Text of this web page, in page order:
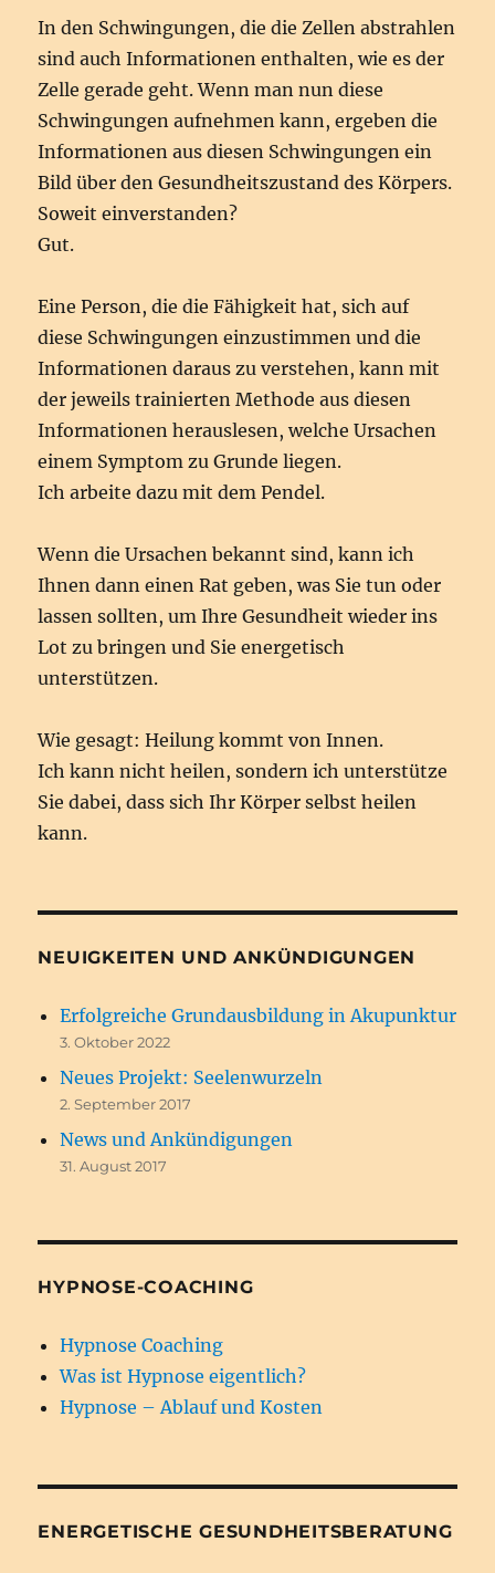
In den Schwingungen, die die Zellen abstrahlen
sind auch Informationen enthalten, wie es der
Zelle gerade geht. Wenn man nun diese
Schwingungen aufnehmen kann, ergeben die
Informationen aus diesen Schwingungen ein
Bild über den Gesundheitszustand des Körpers.
Soweit einverstanden?
Gut.
Eine Person, die die Fähigkeit hat, sich auf
diese Schwingungen einzustimmen und die
Informationen daraus zu verstehen, kann mit
der jeweils trainierten Methode aus diesen
Informationen herauslesen, welche Ursachen
einem Symptom zu Grunde liegen.
Ich arbeite dazu mit dem Pendel.
Wenn die Ursachen bekannt sind, kann ich
Ihnen dann einen Rat geben, was Sie tun oder
lassen sollten, um Ihre Gesundheit wieder ins
Lot zu bringen und Sie energetisch
unterstützen.
Wie gesagt: Heilung kommt von Innen.
Ich kann nicht heilen, sondern ich unterstütze
Sie dabei, dass sich Ihr Körper selbst heilen
kann.
NEUIGKEITEN UND ANKÜNDIGUNGEN
Erfolgreiche Grundausbildung in Akupunktur
3. Oktober 2022
Neues Projekt: Seelenwurzeln
2. September 2017
News und Ankündigungen
31. August 2017
HYPNOSE-COACHING
Hypnose Coaching
Was ist Hypnose eigentlich?
Hypnose – Ablauf und Kosten
ENERGETISCHE GESUNDHEITSBERATUNG